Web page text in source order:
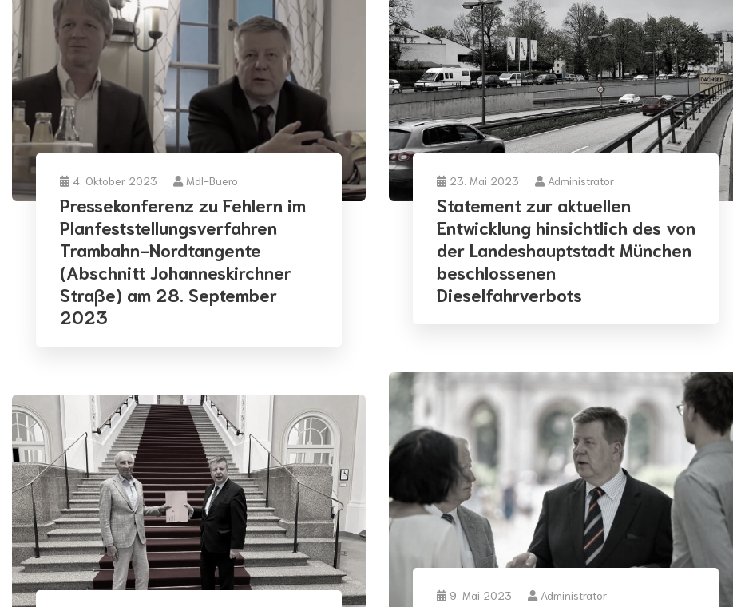
4. Oktober 2023 Mdl-Buero
Pressekonferenz zu Fehlern im
Planfeststellungsverfahren
Trambahn-Nordtangente
(Abschnitt Johanneskirchner
Straße) am 28. September
2023
23. Mai 2023 Administrator
Statement zur aktuellen
Entwicklung hinsichtlich des von
der Landeshauptstadt München
beschlossenen
Dieselfahrverbots
9. Mai 2023 Administrator